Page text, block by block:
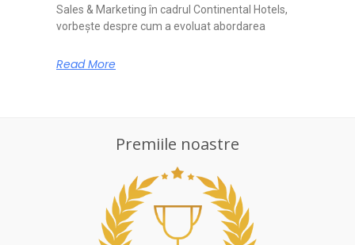
Sales & Marketing în cadrul Continental Hotels,
vorbește despre cum a evoluat abordarea
Read More
Premiile noastre